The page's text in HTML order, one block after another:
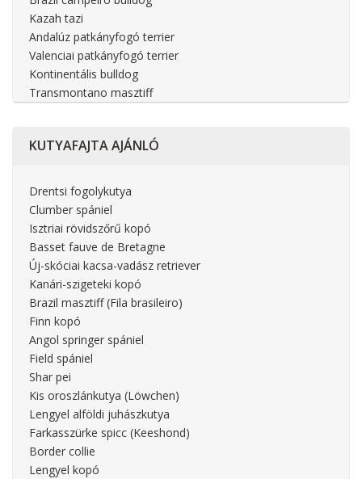
FCI 10 – Agarak
Sportkutyák
Vadászkutyák
Őrzőkutyák
Spicc típusú kutyák
Agarak
Terrierek
Vizslák
Kopók
Vízi kutyák
Kazah tazi
Andalúz patkányfogó terrier
Valenciai patkányfogó terrier
Kontinentális bulldog
Transmontano masztiff
KUTYAFAJTAAJÁNLÓ
Drentsi fogolykutya
Clumber spániel
Isztriai rövidszőrű kopó
Basset fauve de Bretagne
Új-skóciai kacsa-vadász retriever
Kanári-szigeteki kopó
Brazil masztiff (Fila brasileiro)
Finn kopó
Angol springer spániel
Field spániel
Shar pei
Kis oroszlánkutya (Löwchen)
Lengyel alföldi juhászkutya
Farkasszürke spicc (Keeshond)
Border collie
Lengyel kopó